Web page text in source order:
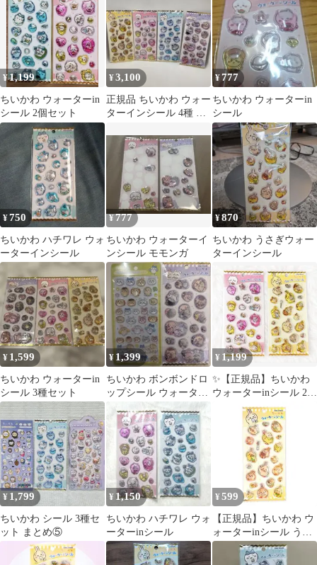
¥1,199
ちいかわ ウォーターin
シール 2個セット
¥3,100
正規品 ちいかわ ウォー
ターインシール 4種 コ
さぎ
¥777
ちいかわ ウォーターin
シール
¥750
ちいかわ ハチワレ ウォ
ーターインシール
¥777
ちいかわ ウォーターイ
ンシール モモンガ
¥870
ちいかわ うさぎウォー
ターインシール
¥ 1,599
ちいかわ ウォーターin
シール 3種セット
¥ 1,399
ちいかわ ボンボンドロ
ップシール ウォーター
inシール 2個セット 正
規品
¥ 1,199
✨【正規品】ちいかわ
ウォーターinシール 2種
セット✨
¥ 1,799
ちいかわ シール 3種セ
ット まとめ⑤
¥ 1,150
ちいかわ ハチワレ ウォ
ーターinシール
¥ 599
【正規品】ちいかわ ウ
ォーターinシール うさ
ぎ ウォーターシー
ル 黄色